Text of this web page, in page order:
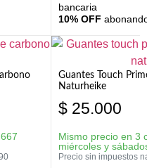
bancaria
10% OFF
Guantes Touch
Naturheike
$ 25.000
Mismo precio en 3
miércoles y
Precio sin impuestos